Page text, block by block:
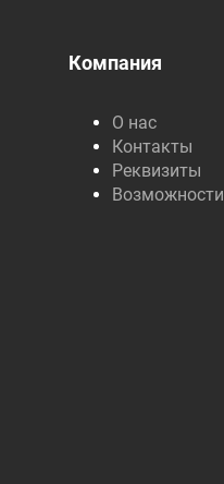
Компания
О нас
Контакты
Реквизиты
Возможности